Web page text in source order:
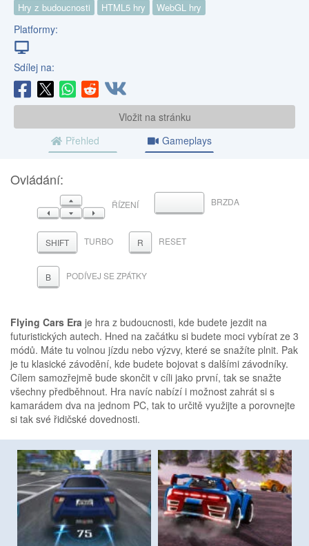
Hry z budoucnosti HTML5 hry WebGL hry
Platformy:
Sdílej na:
Vložit na stránku
Přehled
Gameplays
Ovládání:
NAHORU
VLEVODOLŮVPRAVO
ŘÍZENÍ MEZERNÍKBRZDA
SHIFT TURBO R RESET
B PODÍVEJ SE ZPÁTKY
Flying Cars Era je hra z budoucnosti, kde budete jezdit na
futuristických autech. Hned na začátku si budete moci vybírat ze 3
módů. Máte tu volnou jízdu nebo výzvy, které se snažíte plnit. Pak
je tu klasické závodění, kde budete bojovat s dalšími závodníky.
Cílem samozřejmě bude skončit v cíli jako první, tak se snažte
všechny předběhnout. Hra navíc nabízí i možnost zahrát si s
kamarádem dva na jednom PC, tak to určitě využijte a porovnejte
si tak své řidičské dovednosti.